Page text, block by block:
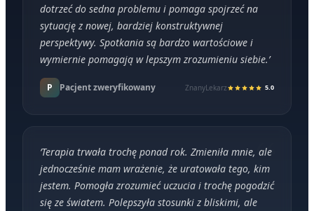
dotrzeć do sedna problemu i pomaga spojrzeć na
sytuację z nowej, bardziej konstruktywnej
perspektywy. Spotkania są bardzo wartościowe i
wymiernie pomagają w lepszym zrozumieniu siebie.’
P Pacjent zweryfikowany ZnanyLekarz 5.0
‘Terapia trwała trochę ponad rok. Zmieniła mnie, ale
jednocześnie mam wrażenie, że uratowała tego, kim
jestem. Pomogła zrozumieć uczucia i trochę pogodzić
się ze światem. Polepszyła stosunki z bliskimi, ale